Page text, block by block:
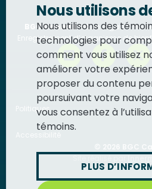
BGC Canadaest un organisme
Enregistrement d’organisme de
Politiques
Nous utilisons
Nous utilisons des
technologies pour
comment vous utilisez
améliorer votre
proposer du contenu
poursuivant votre
vous consentez à
témoins.
PLUS